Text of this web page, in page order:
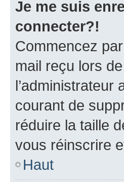
Je me suis
connecter?!
Commencez
mail reçu lors
courant de
réduire la taille
vous réinscrire
Haut